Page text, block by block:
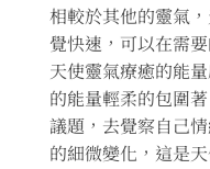
相較於其他的靈氣
覺快速，可以在需
天使靈氣療癒的能
的能量輕柔的包圍
議題，去覺察自己
的細微變化，這是